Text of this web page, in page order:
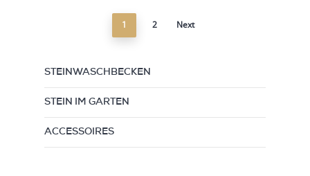
1 2 Next
STEINWASCHBECKEN
STEIN IM GARTEN
ACCESSOIRES